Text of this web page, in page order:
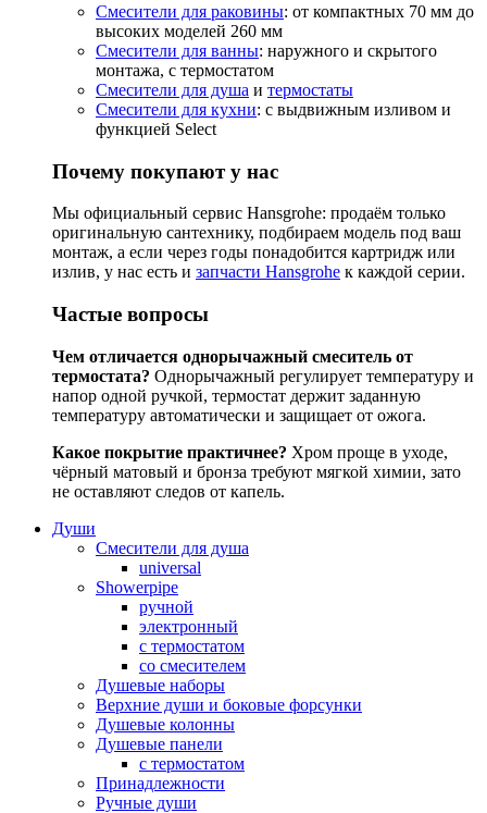
Смесители для раковины: от компактных 70 мм до
высоких моделей 260 мм
Смесители для ванны: наружного и скрытого
монтажа, с термостатом
Смесители для душа и термостаты
Смесители для кухни: с выдвижным изливом и
функцией Select
Почему покупают у нас
Мы официальный сервис Hansgrohe: продаём только
оригинальную сантехнику, подбираем модель под ваш
монтаж, а если через годы понадобится картридж или
излив, у нас есть и запчасти Hansgrohe к каждой серии.
Частые вопросы
Чем отличается однорычажный смеситель от
термостата? Однорычажный регулирует температуру и
напор одной ручкой, термостат держит заданную
температуру автоматически и защищает от ожога.
Какое покрытие практичнее? Хром проще в уходе,
чёрный матовый и бронза требуют мягкой химии, зато
не оставляют следов от капель.
Души
Смесители для душа
universal
Showerpipe
ручной
электронный
с термостатом
со смесителем
Душевые наборы
Верхние души и боковые форсунки
Душевые колонны
Душевые панели
с термостатом
Принадлежности
Ручные души